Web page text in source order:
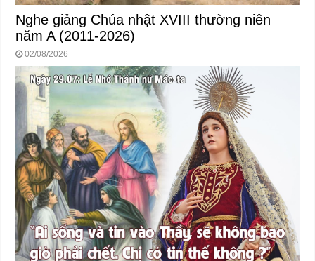
Nghe giảng Chúa nhật XVIII thường niên
năm A (2011-2026)
02/08/2026